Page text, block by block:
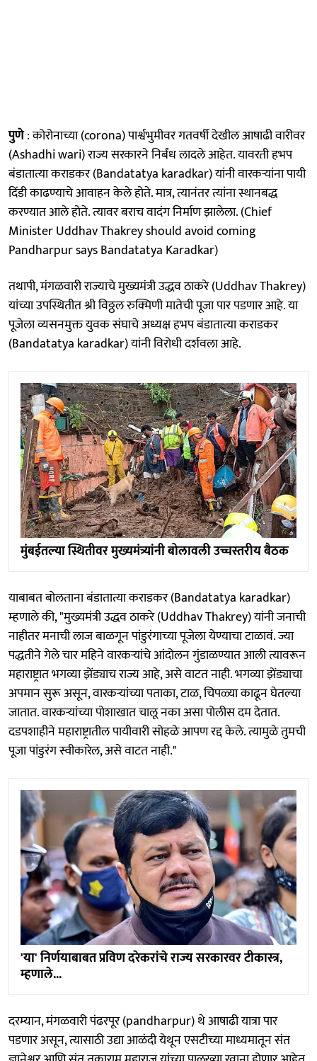
पुणे: कोरोनाच्या (corona) पार्श्वभुमीवर गतवर्षी देखील आषाढी वारीवर
(Ashadhi wari) राज्य सरकारने निर्बंध लादले आहेत. यावरती हभप
बंडातात्या कराडकर (Bandatatya karadkar) यांनी वारकऱ्यांना पायी
दिंडी काढण्याचे आवाहन केले होते. मात्र, त्यानंतर त्यांना स्थानबद्ध
करण्यात आले होते. त्यावर बराच वादंग निर्माण झालेला. (Chief
Minister Uddhav Thakrey should avoid coming
Pandharpur says Bandatatya Karadkar)
तथापी, मंगळवारी राज्याचे मुख्यमंत्री उद्धव ठाकरे (Uddhav Thakrey)
यांच्या उपस्थितीत श्री विठ्ठल रुक्मिणी मातेची पूजा पार पडणार आहे. या
पूजेला व्यसनमुक्त युवक संघाचे अध्यक्ष हभप बंडातात्या कराडकर
(Bandatatya karadkar) यांनी विरोधी दर्शवला आहे.
मुंबईतल्या स्थितीवर मुख्यमंत्र्यांनी बोलावली उच्चस्तरीय बैठक
याबाबत बोलताना बंडातात्या कराडकर (Bandatatya karadkar)
म्हणाले की, "मुख्यमंत्री उद्धव ठाकरे (Uddhav Thakrey) यांनी जनाची
नाहीतर मनाची लाज बाळगून पांडुरंगाच्या पूजेला येण्याचा टाळावं. ज्या
पद्धतीने गेले चार महिने वारकऱ्यांचे आंदोलन गुंडाळण्यात आली त्यावरून
महाराष्ट्रात भगव्या झेंड्याच राज्य आहे, असे वाटत नाही. भगव्या झेंड्याचा
अपमान सुरू असून, वारकऱ्यांच्या पताका, टाळ, चिपळ्या काढून घेतल्या
जातात. वारकऱ्यांच्या पोशाखात चालू नका असा पोलीस दम देतात.
दडपशाहीने महाराष्ट्रातील पायीवारी सोहळे आपण रद्द केले. त्यामुळे तुमची
पूजा पांडुरंग स्वीकारेल, असे वाटत नाही."
'या' निर्णयाबाबत प्रविण दरेकरांचे राज्य सरकारवर टीकास्त्र,
म्हणाले...
दरम्यान, मंगळवारी पंढरपूर (pandharpur) थे आषाढी यात्रा पार
पडणार असून, त्यासाठी उद्या आळंदी येथून एसटीच्या माध्यमातून संत